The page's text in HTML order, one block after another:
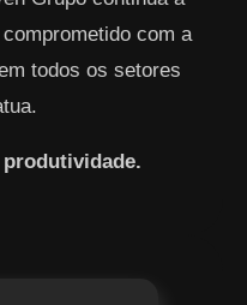
com a
todos os setores